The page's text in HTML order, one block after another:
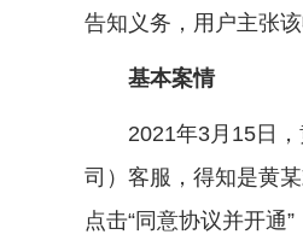
告知义务，用户主张
基本案情
2021年3月15日，黄
司）客服，得知是黄
点击“同意协议并开通